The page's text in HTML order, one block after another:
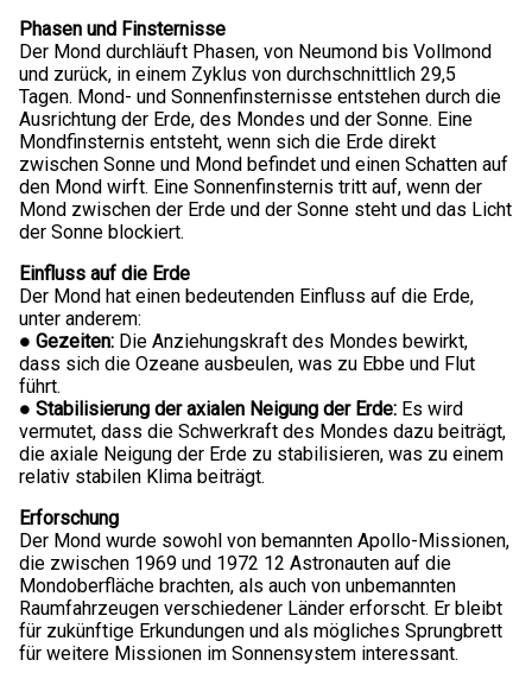
Phasen und Finsternisse
Der Mond durchläuft Phasen, von Neumond bis Vollmond
und zurück, in einem Zyklus von durchschnittlich 29,5
Tagen. Mond- und Sonnenfinsternisse entstehen durch die
Ausrichtung der Erde, des Mondes und der Sonne. Eine
Mondfinsternis entsteht, wenn sich die Erde direkt
zwischen Sonne und Mond befindet und einen Schatten auf
den Mond wirft. Eine Sonnenfinsternis tritt auf, wenn der
Mond zwischen der Erde und der Sonne steht und das Licht
der Sonne blockiert.
Einfluss auf die Erde
Der Mond hat einen bedeutenden Einfluss auf die Erde,
unter anderem:
● Gezeiten: Die Anziehungskraft des Mondes bewirkt,
dass sich die Ozeane ausbeulen, was zu Ebbe und Flut
führt.
● Stabilisierung der axialen Neigung der Erde: Es wird
vermutet, dass die Schwerkraft des Mondes dazu beiträgt,
die axiale Neigung der Erde zu stabilisieren, was zu einem
relativ stabilen Klima beiträgt.
Erforschung
Der Mond wurde sowohl von bemannten Apollo-Missionen,
die zwischen 1969 und 1972 12 Astronauten auf die
Mondoberfläche brachten, als auch von unbemannten
Raumfahrzeugen verschiedener Länder erforscht. Er bleibt
für zukünftige Erkundungen und als mögliches Sprungbrett
für weitere Missionen im Sonnensystem interessant.